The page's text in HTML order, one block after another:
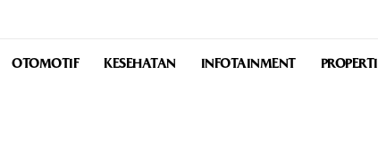
OTOMOTIF KESEHATAN INFOTAINMENT PROPERTI